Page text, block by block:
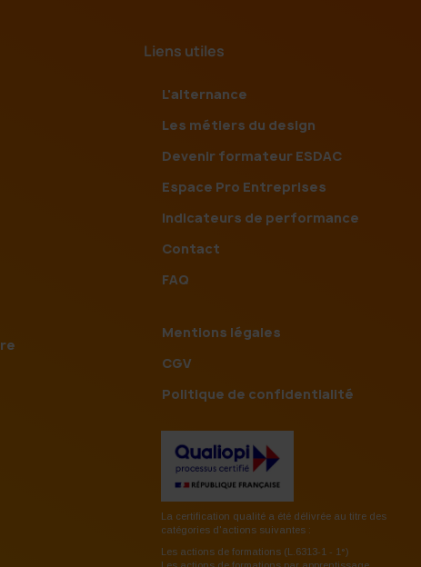
Liens utiles
L'alternance
Les métiers du design
Devenir formateur ESDAC
Espace Pro Entreprises
Indicateurs de performance
Contact
FAQ
Mentions légales
CGV
Politique de confidentialité
La certification qualité a été délivrée au titre des
catégories d'actions suivantes :
Les actions de formations (L.6313-1 - 1°)